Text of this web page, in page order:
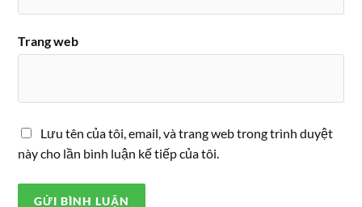
Trang web
Lưu tên của tôi, email, và trang web trong trình duyệt
này cho lần bình luận kế tiếp của tôi.